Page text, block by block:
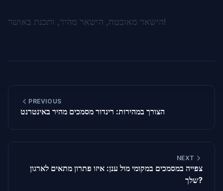
הישאר מאובטח, הישאר מהיר, ותכנת באושר!
PREVIOUS
הצורך במהירות: רינדור מסמכים מהיר באינטרנט
NEXT
צפייה במסמכים במקומי מול ענן: איזו פתרון מתאים לארגון
שלך?